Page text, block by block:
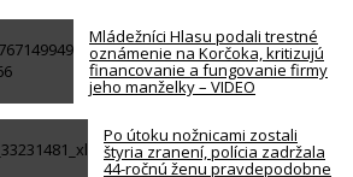
Mládežníci Hlasu podali trestné
oznámenie na Korčoka, kritizujú
financovanie a fungovanie firmy
jeho manželky – VIDEO
Po útoku nožnicami zostali
štyria zranení, polícia zadržala
44-ročnú ženu pravdepodobne